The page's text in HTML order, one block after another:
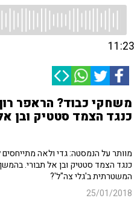
11:23
משחקי כבוד? הראפר
כנגד הצמד סטטיק ובן
מוותר על הנמסטה: גדי ולאה
כנגד הצמד סטטיק ובן אל תבורי.
המשטרתית ב'גלי צה"ל'?
25/01/2018